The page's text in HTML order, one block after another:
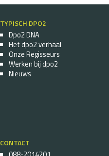
TYPISCH DPO2
Dpo2 DNA
Het dpo2 verhaal
Onze Regisseurs
Werken bij dpo2
Nieuws
CONTACT